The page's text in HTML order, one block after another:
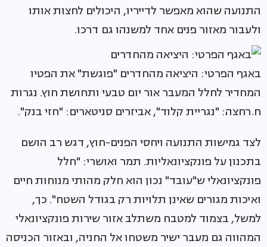
התנועה שהוא מאפשר לדייריו, היכולים לחצות אותו
ולעבור מאזור פנים אחד למשנהו גם דרכו.
באגף הפרטי: היציאה מהחדרים "פוגשת" את הפטיו
המחדיר לחלל המעבר אור יום טבעי ותחושת חוץ. נגרות
ח.רחצה: "נגריית קלוד", אביזרים סניטארים: "חזי בנק".
לצד גמישות התנועה ויחסי הפנים-חוץ, דגש רב הושם
בתכנון על פונקציונאליות. תמר ואושרי: "חלל
פונקציונאלי ש"עובד" נכון הוא חלק מהותי מנוחות חיים
ואיכות מגורים שאינן תלויות רק בגודל השטח". כך,
למשל, בצמוד למטבח משתלב אזור שירות פונקציונאלי
המהווה גם מעבר ישיר משטחו אל החניה, ובאזור הכניסה